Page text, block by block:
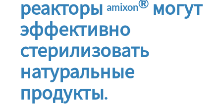
реакторы amixon
могут
эффективно
стерилизовать
натуральные
продукты.